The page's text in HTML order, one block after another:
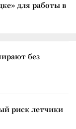
для работы в
без
риск летчики